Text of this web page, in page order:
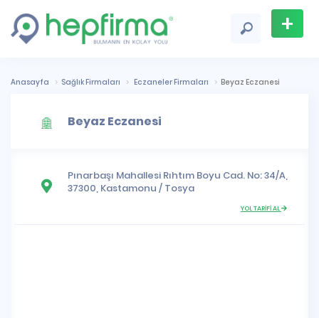
+
Ekle
Anasayfa Sağlık Firmaları Eczaneler Firmaları Beyaz Eczanesi
Beyaz Eczanesi
Pınarbaşı Mahallesi Rıhtım Boyu Cad. No: 34/A,
37300, Kastamonu / Tosya
YOL TARİFİ AL